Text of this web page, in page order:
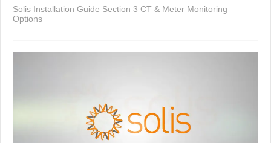
Solis Installation Guide Section 3 CT & Meter Monitoring
Options